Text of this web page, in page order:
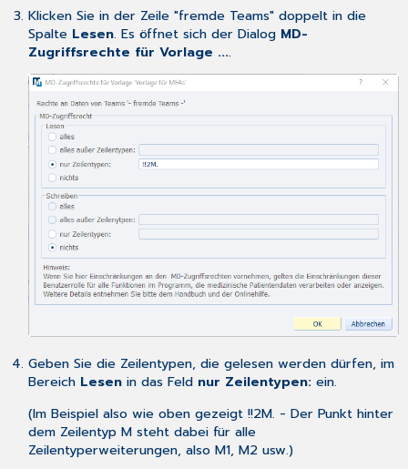
Klicken Sie in der Zeile "fremde Teams" doppelt in die
Spalte Lesen. Es öffnet sich der Dialog MD-
Zugriffsrechte für Vorlage ....
Geben Sie die Zeilentypen, die gelesen werden dürfen, im
Bereich Lesenin das Feld nur Zeilentypen:ein.
(Im Beispiel also wie oben gezeigt !!2M. - Der Punkt hinter
dem Zeilentyp M steht dabei für alle
Zeilentyperweiterungen, also M1, M2 usw.)